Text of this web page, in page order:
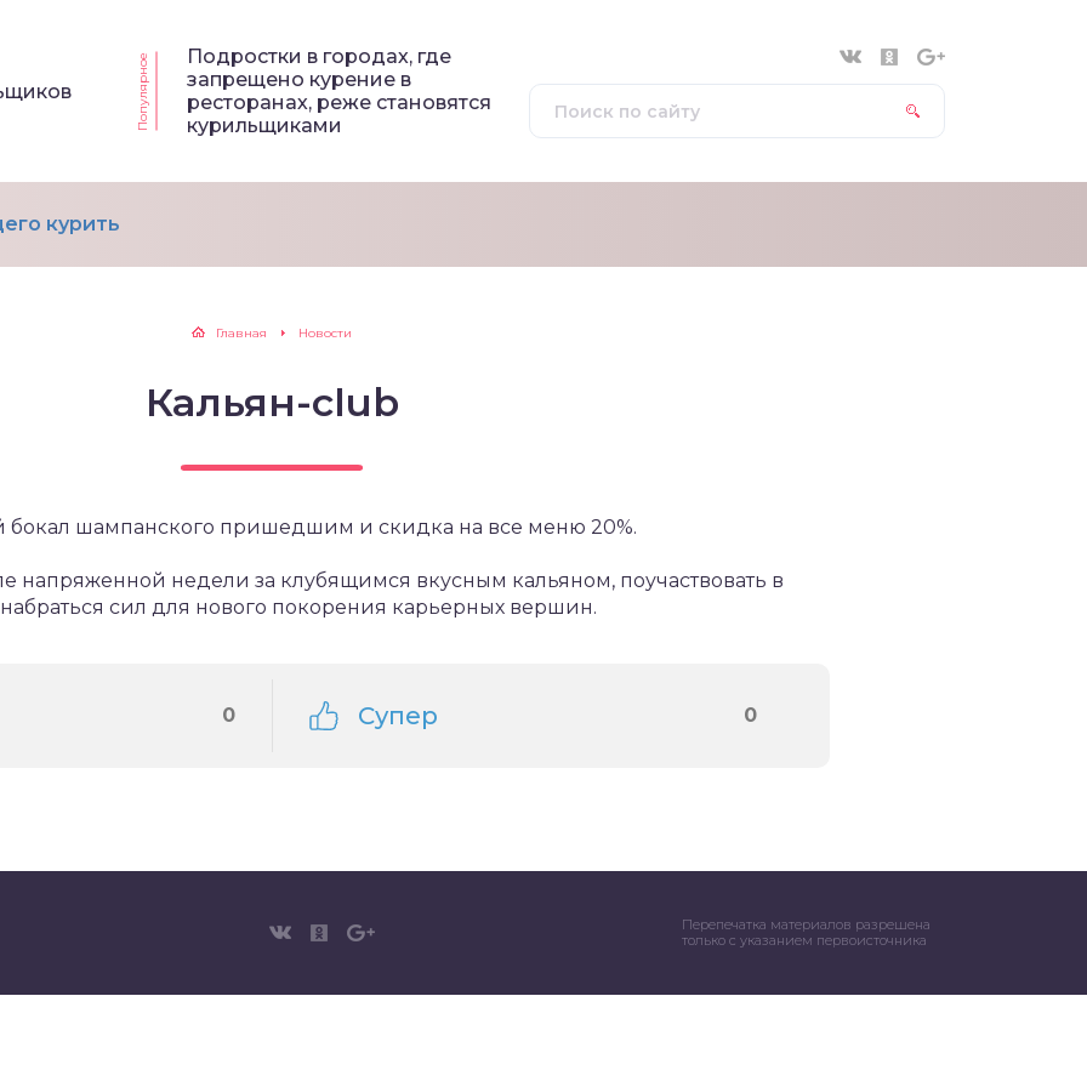
Популярное
Подростки в городах, где
запрещено курение в
ресторанах, реже становятся
курильщиками
курить
Главная Новости
Кальян-club
бокал шампанского пришедшим и скидка на все меню 20%.
напряженной недели за клубящимся вкусным кальяном, поучаствовать в
сил для нового покорения карьерных вершин.
0 Супер 0
Перепечатка материалов разрешена
только с указанием первоисточника